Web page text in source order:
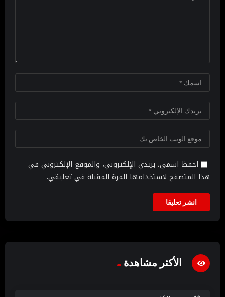
احفظ اسمي، بريدي الإلكتروني، والموقع الإلكتروني في
هذا المتصفح لاستخدامها المرة المقبلة في تعليقي.
الأكثر مشاهدة